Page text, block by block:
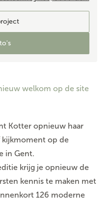
welkom op de site
Kotter opnieuw haar
kijkmoment op de
in Gent.
krijg je opnieuw de
kennis te maken met
126 moderne